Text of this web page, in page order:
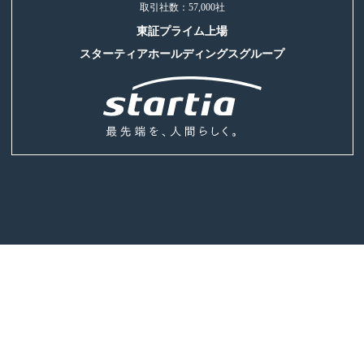
取引社数：57,000社
東証プライム上場
スターティアホールディングスグループ